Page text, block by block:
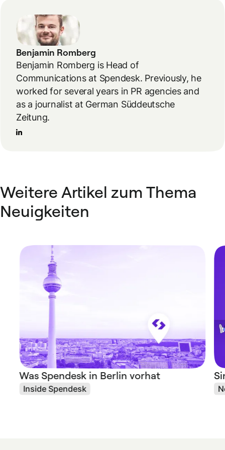
Benjamin Romberg
Benjamin Romberg is Head of
Communications at Spendesk. Previously, he
worked for several years in PR agencies and
as a journalist at German Süddeutsche
Zeitung.
Weitere Artikel zum Thema
Neuigkeiten
Was Spendesk in Berlin vorhat
Inside Spendesk